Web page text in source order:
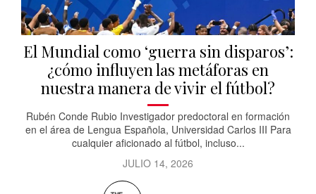
El Mundial como ‘guerra sin disparos’:
¿cómo influyen las metáforas en
nuestra manera de vivir el fútbol?
Rubén Conde Rubio Investigador predoctoral en formación
en el área de Lengua Española, Universidad Carlos III Para
cualquier aficionado al fútbol, incluso...
JULIO 14, 2026